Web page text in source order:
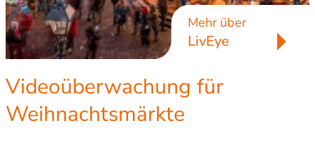
Mehr über
LivEye
Videoüberwachung für
Weihnachtsmärkte